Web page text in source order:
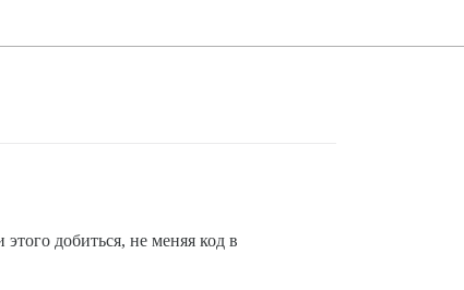
добиться, не меняя код в